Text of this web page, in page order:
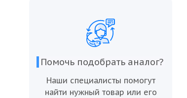
Помочь подобрать аналог?
Наши специалисты помогут
найти нужный товар или его